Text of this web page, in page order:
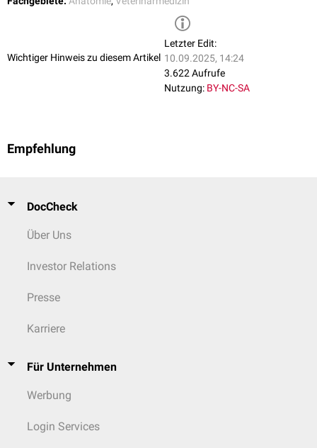
Wichtiger Hinweis zu diesem Artikel
Letzter Edit:
10.09.2025, 14:24
3.622 Aufrufe
Nutzung: BY-NC-SA
Empfehlung
DocCheck
Über Uns
Investor Relations
Presse
Karriere
Für Unternehmen
Werbung
Login Services